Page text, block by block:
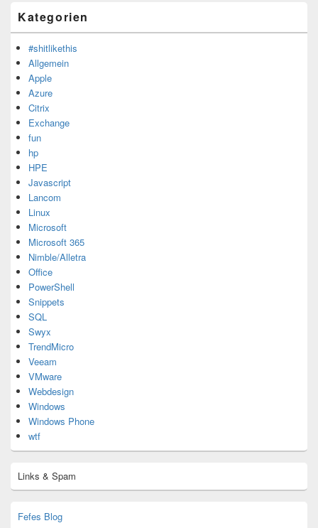
Kategorien
#shitlikethis
Allgemein
Apple
Azure
Citrix
Exchange
fun
hp
HPE
Javascript
Lancom
Linux
Microsoft
Microsoft 365
Nimble/Alletra
Office
PowerShell
Snippets
SQL
Swyx
TrendMicro
Veeam
VMware
Webdesign
Windows
Windows Phone
wtf
Links & Spam
Fefes Blog